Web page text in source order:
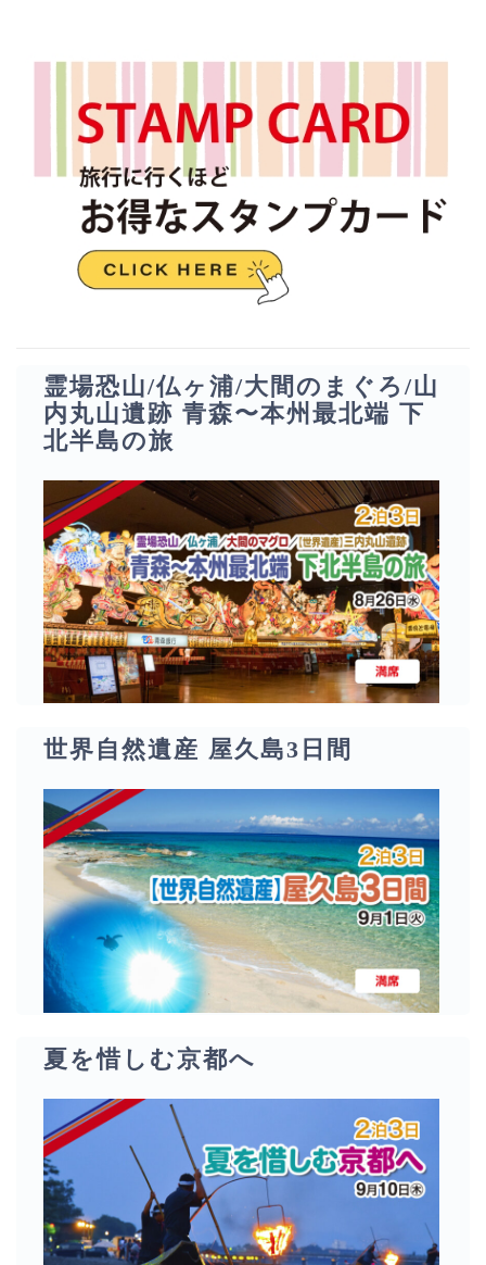
霊場恐山/仏ヶ浦/大間のまぐろ/山
内丸山遺跡 青森〜本州最北端 下
北半島の旅
世界自然遺産 屋久島3日間
夏を惜しむ京都へ